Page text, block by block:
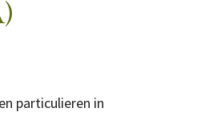
particulieren in